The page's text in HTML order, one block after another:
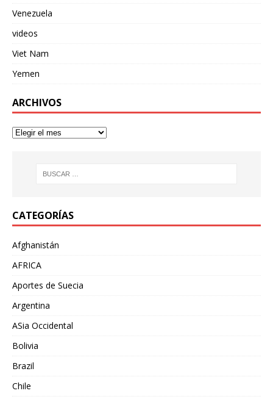
Venezuela
videos
Viet Nam
Yemen
ARCHIVOS
CATEGORÍAS
Afghanistán
AFRICA
Aportes de Suecia
Argentina
ASia Occidental
Bolivia
Brazil
Chile